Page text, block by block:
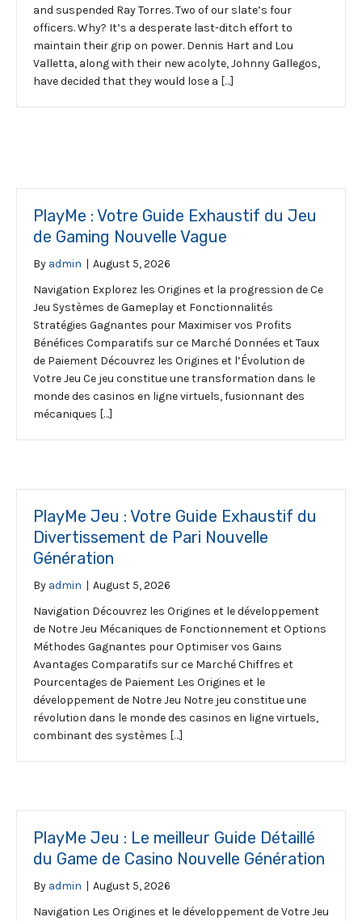
and suspended Ray Torres. Two of our slate’s four
officers. Why? It’s a desperate last-ditch effort to
maintain their grip on power. Dennis Hart and Lou
Valletta, along with their new acolyte, Johnny Gallegos,
have decided that they would lose a […]
PlayMe : Votre Guide Exhaustif du Jeu
de Gaming Nouvelle Vague
By admin | August 5, 2026
Navigation Explorez les Origines et la progression de Ce
Jeu Systèmes de Gameplay et Fonctionnalités
Stratégies Gagnantes pour Maximiser vos Profits
Bénéfices Comparatifs sur ce Marché Données et Taux
de Paiement Découvrez les Origines et l’Évolution de
Votre Jeu Ce jeu constitue une transformation dans le
monde des casinos en ligne virtuels, fusionnant des
mécaniques […]
PlayMe Jeu : Votre Guide Exhaustif du
Divertissement de Pari Nouvelle
Génération
By admin | August 5, 2026
Navigation Découvrez les Origines et le développement
de Notre Jeu Mécaniques de Fonctionnement et Options
Méthodes Gagnantes pour Optimiser vos Gains
Avantages Comparatifs sur ce Marché Chiffres et
Pourcentages de Paiement Les Origines et le
développement de Notre Jeu Notre jeu constitue une
révolution dans le monde des casinos en ligne virtuels,
combinant des systèmes […]
PlayMe Jeu : Le meilleur Guide Détaillé
du Game de Casino Nouvelle Génération
By admin | August 5, 2026
Navigation Les Origines et le développement de Votre Jeu